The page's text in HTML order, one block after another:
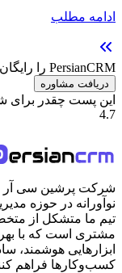
ادامه مطلب
PersianCRM را رایگان امتحان کنید.
دریافت مشاوره
این پست چقدر برای
4.7
تیم ما متشکل از
مشتری است که با
ابزارهایی هوشمند،
کسب‌وکارها فراهم